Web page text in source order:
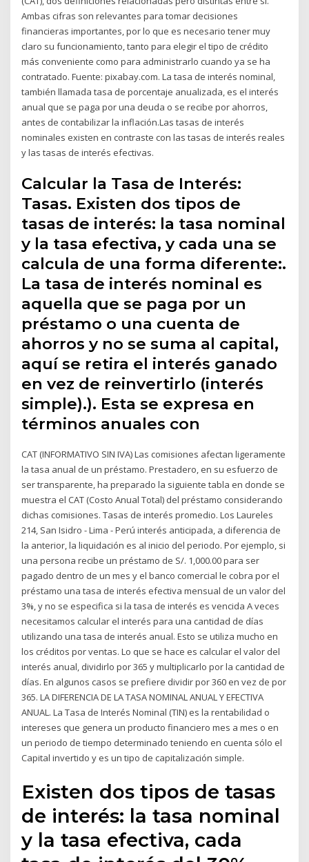
Ambas cifras son relevantes para tomar decisiones
financieras importantes, por lo que es necesario tener muy
claro su funcionamiento, tanto para elegir el tipo de crédito
más conveniente como para administrarlo cuando ya se ha
contratado. Fuente: pixabay.com. La tasa de interés nominal,
también llamada tasa de porcentaje anualizada, es el interés
anual que se paga por una deuda o se recibe por ahorros,
antes de contabilizar la inflación.Las tasas de interés
nominales existen en contraste con las tasas de interés reales
y las tasas de interés efectivas.
Calcular la Tasa de Interés:
Tasas. Existen dos tipos de
tasas de interés: la tasa nominal
y la tasa efectiva, y cada una se
calcula de una forma diferente:.
La tasa de interés nominal es
aquella que se paga por un
préstamo o una cuenta de
ahorros y no se suma al capital,
aquí se retira el interés ganado
en vez de reinvertirlo (interés
simple).). Esta se expresa en
términos anuales con
CAT (INFORMATIVO SIN IVA) Las comisiones afectan ligeramente
la tasa anual de un préstamo. Prestadero, en su esfuerzo de
ser transparente, ha preparado la siguiente tabla en donde se
muestra el CAT (Costo Anual Total) del préstamo considerando
dichas comisiones. Tasas de interés promedio. Los Laureles
214, San Isidro - Lima - Perú interés anticipada, a diferencia de
la anterior, la liquidación es al inicio del periodo. Por ejemplo, si
una persona recibe un préstamo de S/. 1,000.00 para ser
pagado dentro de un mes y el banco comercial le cobra por el
préstamo una tasa de interés efectiva mensual de un valor del
3%, y no se especifica si la tasa de interés es vencida A veces
necesitamos calcular el interés para una cantidad de días
utilizando una tasa de interés anual. Esto se utiliza mucho en
los créditos por ventas. Lo que se hace es calcular el valor del
interés anual, dividirlo por 365 y multiplicarlo por la cantidad de
días. En algunos casos se prefiere dividir por 360 en vez de por
365. LA DIFERENCIA DE LA TASA NOMINAL ANUAL Y EFECTIVA
ANUAL. La Tasa de Interés Nominal (TIN) es la rentabilidad o
intereses que genera un producto financiero mes a mes o en
un periodo de tiempo determinado teniendo en cuenta sólo el
Capital invertido y es un tipo de capitalización simple.
Existen dos tipos de tasas
de interés: la tasa nominal
y la tasa efectiva, cada